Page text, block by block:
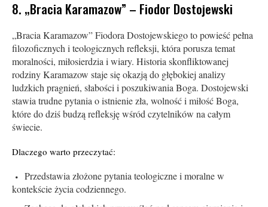
8. „Bracia Karamazow” – Fiodor Dostojewski
„Bracia Karamazow” Fiodora Dostojewskiego to powieść pełna
filozoficznych i teologicznych refleksji, która porusza temat
moralności, miłosierdzia i wiary. Historia skonfliktowanej
rodziny Karamazow staje się okazją do głębokiej analizy
ludzkich pragnień, słabości i poszukiwania Boga. Dostojewski
stawia trudne pytania o istnienie zła, wolność i miłość Boga,
które do dziś budzą refleksję wśród czytelników na całym
świecie.
Dlaczego warto przeczytać:
Przedstawia złożone pytania teologiczne i moralne w
kontekście życia codziennego.